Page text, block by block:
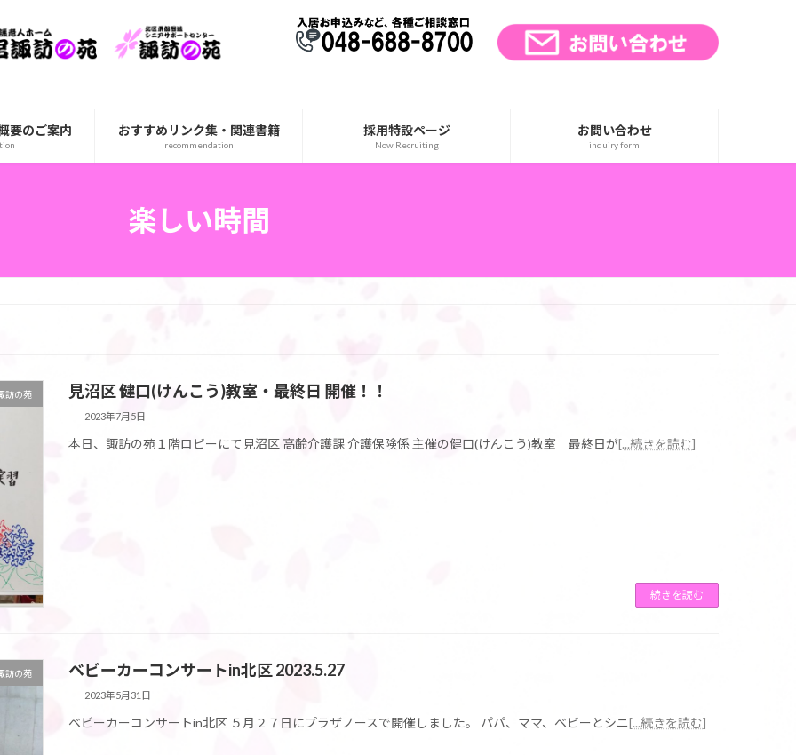
要のご案内 おすすめリンク集・関連書籍
recommendation
採用特設ページ
Now Recruiting
お問い合わせ
inquiry form
楽しい時間
訪の苑 見沼区 健口(けんこう)教室・最終日 開催！！
2023年7月5日
本日、諏訪の苑１階ロビーにて見沼区 高齢介護課 介護保険係 主催の健口(けんこう)教室 最終日が[...続きを読む]
続きを読む
訪の苑 ベビーカーコンサートin北区 2023.5.27
2023年5月31日
ベビーカーコンサートin北区 ５月２７日にプラザノースで開催しました。 パパ、ママ、ベビーとシニ[...続きを読む]